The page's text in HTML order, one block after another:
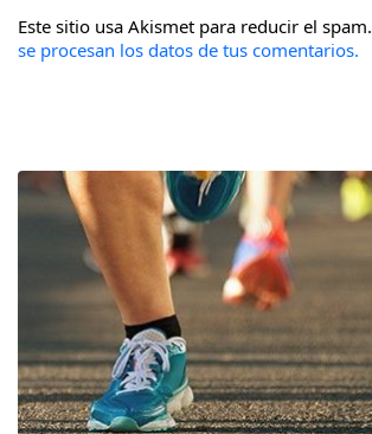
Este sitio usa Akismet para reducir el spam.
se procesan los datos de tus comentarios.